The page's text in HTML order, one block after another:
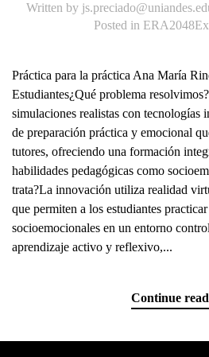
Written by
Posted in
Práctica para la práctica Ana María
Estudiantes¿Qué problema
simulaciones realistas con tecnologías
de preparación práctica y emocional
tutores, ofreciendo una formación
habilidades pedagógicas como
trata?La innovación utiliza realidad
que permiten a los estudiantes
socioemocionales en un entorno
aprendizaje activo y reflexivo,...
Continue